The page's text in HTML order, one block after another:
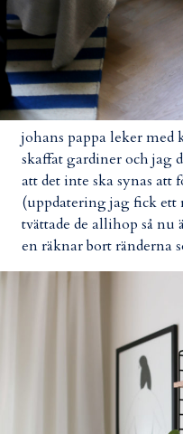
johans pappa leker med
skaffat gardiner och jag
att det inte ska synas att
(uppdatering jag fick
tvättade de allihop så
en räknar bort ränderna